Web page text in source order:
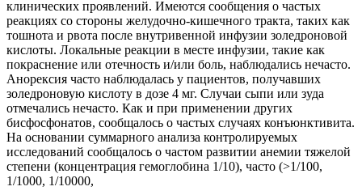
клинических проявлений. Имеются сообщения о частых
реакциях со стороны желудочно-кишечного тракта, таких как
тошнота и рвота после внутривенной инфузии золедроновой
кислоты. Локальные реакции в месте инфузии, такие как
покраснение или отечность и/или боль, наблюдались нечасто.
Анорексия часто наблюдалась у пациентов, получавших
золедроновую кислоту в дозе 4 мг. Случаи сыпи или зуда
отмечались нечасто. Как и при применении других
бисфосфонатов, сообщалось о частых случаях конъюнктивита.
На основании суммарного анализа контролируемых
исследований сообщалось о частом развитии анемии тяжелой
степени (концентрация гемоглобина 1/10), часто (>1/100,
1/1000, 1/10000,